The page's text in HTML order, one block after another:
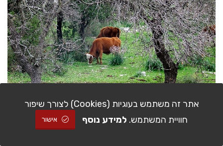
אילנה שמשי
להזמנה
אתר זה משתמש בעוגיות (Cookies) לצורך שיפור
חוויית המשתמש. למידע נוסף